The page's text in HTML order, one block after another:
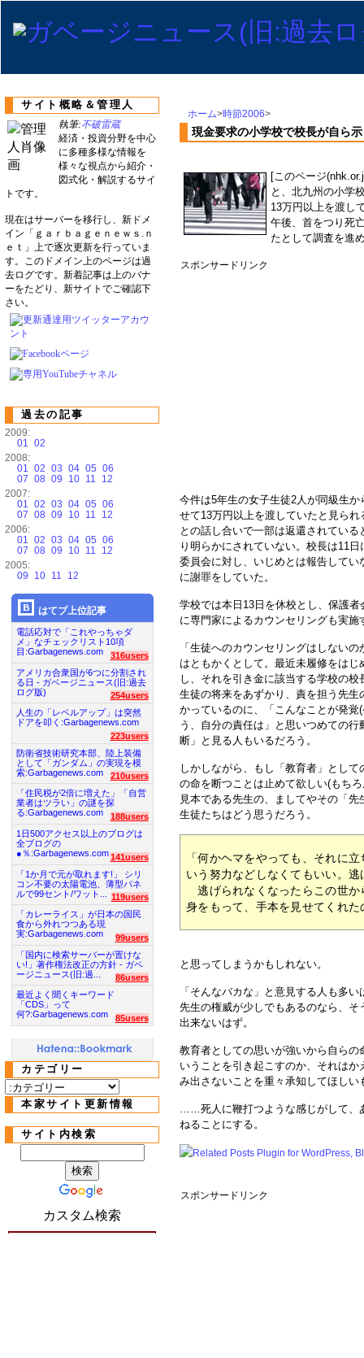
ホーム>時節2006>
現金要求の小学校で校長が自ら
[このページ
と、北九州の小学
13万円以上を渡し
午後、首をつり死
たとして調査を進
スポンサードリンク
今件は5年生の女子生徒2人が同級生
せて13万円以上を渡していたと見ら
との話し合いで一部は返還されてい
り明らかにされていない。校長は11
委員会に対し、いじめとは報告して
に謝罪をしていた。
学校では本日13日を休校とし、保護
に専門家によるカウンセリングも実施
「生徒へのカウンセリングはしない
はともかくとして。最近未履修をは
し、それを引き金に該当する学校の
生徒の将来をあずかり、責を担う先
かっているのに、「こんなことが発
う、自分の責任は」と思いつめての
断」と見る人もいるだろう。
しかしながら、もし「教育者」とし
の命を断つことは止めて欲しい(もち
見本である先生の、ましてやその「
生徒たちはどう思うだろう。
「何かヘマをやっても、それに
いう努力などしなくてもいい。
逃げられなくなったらこの世か
身をもって、手本を見せてくれ
と思ってしまうかもしれない。
「そんなバカな」と意見する人も多
先生の権威が少しでもあるのなら、
出来ないはず。
教育者としての思いが強いから自ら
いうことを引き起こすのか、それは
み出さないことを重々承知してほしい
……死人に鞭打つような感じがして、
ねることにする。
スポンサードリンク
サイト概略＆管理人
執筆:不破雷蔵
経済・投資分野を中心
に多種多様な情報を
様々な視点から紹介・
図式化・解説するサイ
トです。
現在はサーバーを移行し、新ドメ
イン「ｇａｒｂａｇｅｎｅｗｓ.ｎ
ｅｔ」上で逐次更新を行っていま
す。このドメイン上のページは過
去ログです。新着記事は上のバナ
ーをたどり、新サイトでご確認下
さい。
過去の記事
2009:
01 02
2008:
01 02 03 04 05 06
07 08 09 10 11
12
2007:
01 02 03 04 05 06
07 08 09 10 11
12
2006:
01 02 03 04 05 06
07 08 09 10 11
12
2005:
09
10 11 12
はてブ上位記事
電話応対で「これやっちゃダ
メ」なチェックリスト10項
目:Garbagenews.com
316users
アメリカ合衆国が6つに分割され
る日 - ガベージニュース(旧:過去
ログ版)
254users
人生の「レベルアップ」は突然
ドアを叩く:Garbagenews.com
223users
防衛省技術研究本部、陸上装備
として「ガンダム」の実現を模
索:Garbagenews.com
210users
「住民税が2倍に増えた」「自営
業者はツラい」の謎を探
る:Garbagenews.com
188users
1日500アクセス以上のブログは
全ブログの
●％:Garbagenews.com 141users
「1か月で元が取れます!」 シリ
コン不要の太陽電池、薄型パネ
ルで99セント/ワット...
119users
「カレーライス」が日本の国民
食から外れつつある現
実:Garbagenews.com
99users
「国内に検索サーバーが置けな
い!」著作権法改正の方針 - ガベ
ージニュース(旧:過...
86users
最近よく聞くキーワード
「CDS」って
何?:Garbagenews.com
85users
カテゴリー
本家サイト更新情報
サイト内検索
カスタム検索